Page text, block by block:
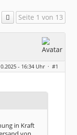
Seite 1 von 13
- 16:34 Uhr · #1
in Kraft